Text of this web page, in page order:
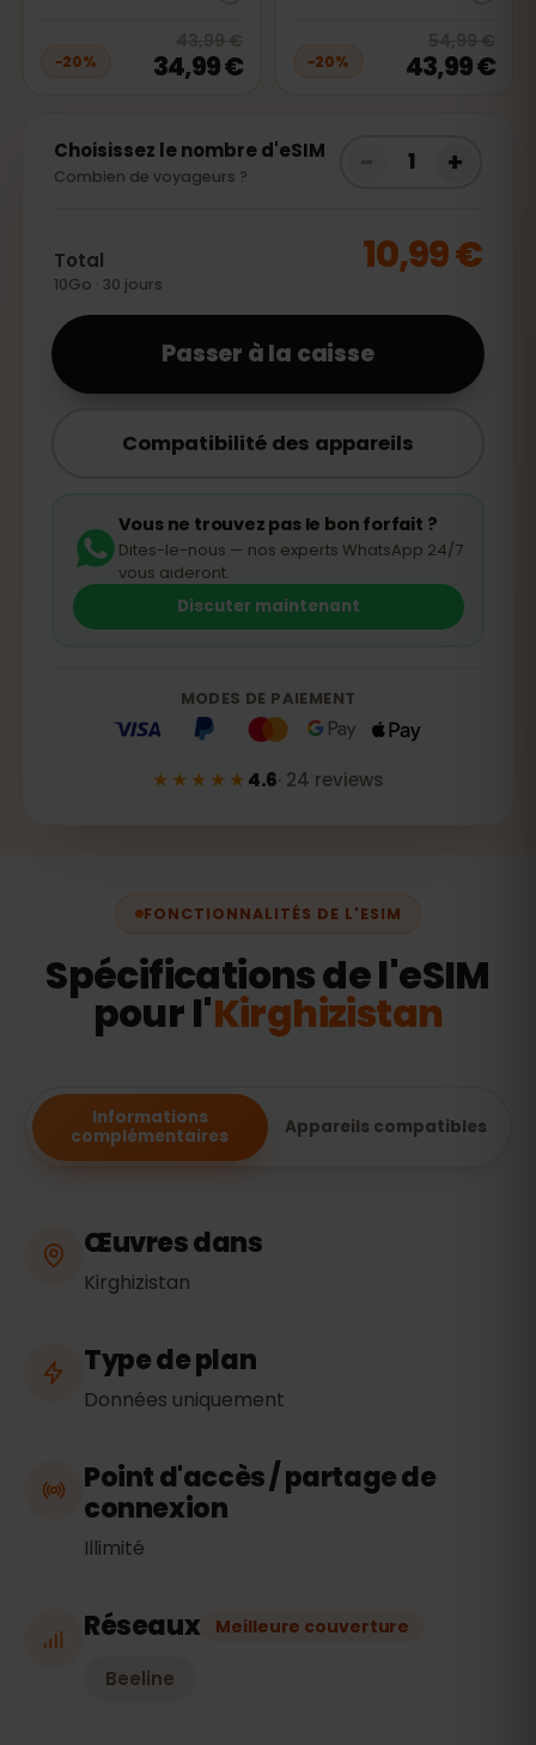
−20%
20 43,99 €, now
43,99 €
34,99 € −20%
54,99 €
43,99 €
Choisissez le nombre d'eSIM
Combien de voyageurs ?
1 +
Total
10Go · 30 jours
10,99 €
Passer à la caisse
Compatibilité des appareils
Vous ne trouvez pas le bon forfait ?
Dites-le-nous — nos experts WhatsApp 24/7
vous aideront.
Discuter maintenant
MODES DE PAIEMENT
★★★★★4.6· 24 reviews
FONCTIONNALITÉS DE L'ESIM
Spécifications de l'eSIM
pour l'Kirghizistan
Informations
complémentaires
Appareils compatibles
Œuvres dans
Kirghizistan
Type de plan
Données uniquement
Point d'accès / partage de
connexion
Illimité
Réseaux Meilleure couverture
Beeline